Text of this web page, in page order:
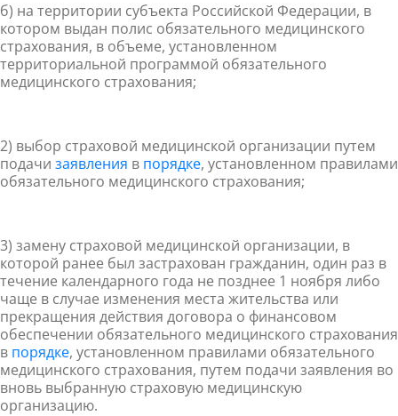
б) на территории субъекта Российской Федерации, в
котором выдан полис обязательного медицинского
страхования, в объеме, установленном
территориальной программой обязательного
медицинского страхования;
2) выбор страховой медицинской организации путем
подачи заявления в порядке, установленном правилами
обязательного медицинского страхования;
3) замену страховой медицинской организации, в
которой ранее был застрахован гражданин, один раз в
течение календарного года не позднее 1 ноября либо
чаще в случае изменения места жительства или
прекращения действия договора о финансовом
обеспечении обязательного медицинского страхования
в порядке, установленном правилами обязательного
медицинского страхования, путем подачи заявления во
вновь выбранную страховую медицинскую
организацию.